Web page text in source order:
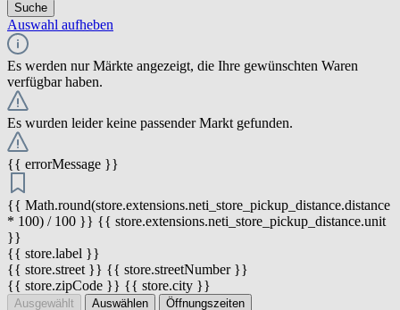
Suche
Auswahl aufheben
Es werden nur Märkte angezeigt, die Ihre gewünschten Waren
verfügbar haben.
Es wurden leider keine passender Markt gefunden.
{{ errorMessage }}
{{ Math.round(store.extensions.neti_store_pickup_distance.distance
* 100) / 100 }} {{ store.extensions.neti_store_pickup_distance.unit
}}
{{ store.label }}
{{ store.street }} {{ store.streetNumber }}
{{ store.zipCode }} {{ store.city }}
Ausgewählt Auswählen Öffnungszeiten